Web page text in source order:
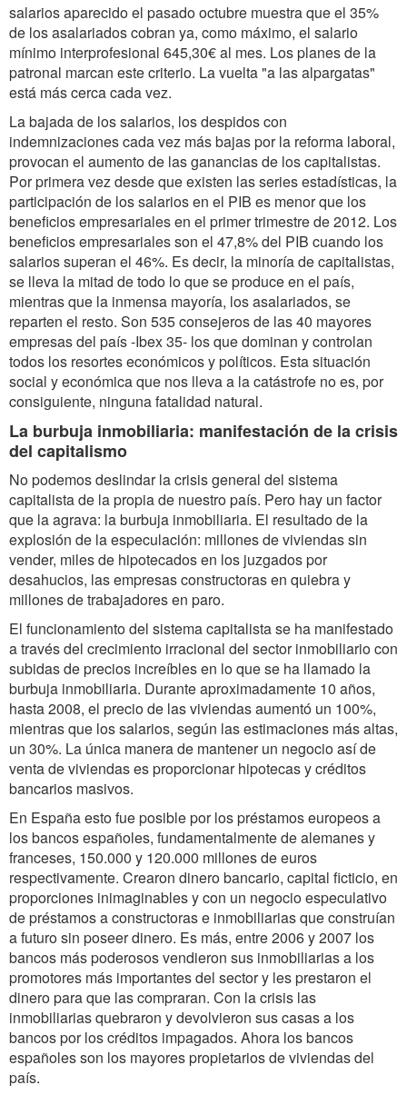
salarios aparecido el pasado octubre muestra que el 35%
de los asalariados cobran ya, como máximo, el salario
mínimo interprofesional 645,30€ al mes. Los planes de la
patronal marcan este criterio. La vuelta "a las alpargatas"
está más cerca cada vez.
La bajada de los salarios, los despidos con
indemnizaciones cada vez más bajas por la reforma laboral,
provocan el aumento de las ganancias de los capitalistas.
Por primera vez desde que existen las series estadísticas, la
participación de los salarios en el PIB es menor que los
beneficios empresariales en el primer trimestre de 2012. Los
beneficios empresariales son el 47,8% del PIB cuando los
salarios superan el 46%. Es decir, la minoría de capitalistas,
se lleva la mitad de todo lo que se produce en el país,
mientras que la inmensa mayoría, los asalariados, se
reparten el resto. Son 535 consejeros de las 40 mayores
empresas del país -Ibex 35- los que dominan y controlan
todos los resortes económicos y políticos. Esta situación
social y económica que nos lleva a la catástrofe no es, por
consiguiente, ninguna fatalidad natural.
La burbuja inmobiliaria: manifestación de la crisis
del capitalismo
No podemos deslindar la crisis general del sistema
capitalista de la propia de nuestro país. Pero hay un factor
que la agrava: la burbuja inmobiliaria. El resultado de la
explosión de la especulación: millones de viviendas sin
vender, miles de hipotecados en los juzgados por
desahucios, las empresas constructoras en quiebra y
millones de trabajadores en paro.
El funcionamiento del sistema capitalista se ha manifestado
a través del crecimiento irracional del sector inmobiliario con
subidas de precios increíbles en lo que se ha llamado la
burbuja inmobiliaria. Durante aproximadamente 10 años,
hasta 2008, el precio de las viviendas aumentó un 100%,
mientras que los salarios, según las estimaciones más altas,
un 30%. La única manera de mantener un negocio así de
venta de viviendas es proporcionar hipotecas y créditos
bancarios masivos.
En España esto fue posible por los préstamos europeos a
los bancos españoles, fundamentalmente de alemanes y
franceses, 150.000 y 120.000 millones de euros
respectivamente. Crearon dinero bancario, capital ficticio, en
proporciones inimaginables y con un negocio especulativo
de préstamos a constructoras e inmobiliarias que construían
a futuro sin poseer dinero. Es más, entre 2006 y 2007 los
bancos más poderosos vendieron sus inmobiliarias a los
promotores más importantes del sector y les prestaron el
dinero para que las compraran. Con la crisis las
inmobiliarias quebraron y devolvieron sus casas a los
bancos por los créditos impagados. Ahora los bancos
españoles son los mayores propietarios de viviendas del
país.